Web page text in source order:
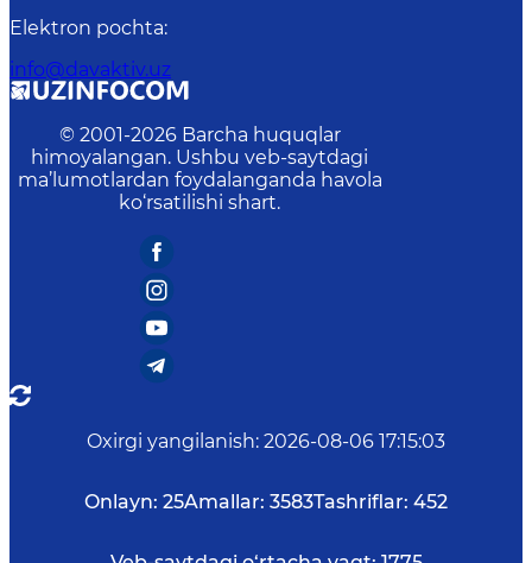
Elektron pochta:
info@davaktiv.uz
© 2001-2026 Barcha huquqlar
himoyalangan. Ushbu veb-saytdagi
ma’lumotlardan foydalanganda havola
ko‘rsatilishi shart.
Oxirgi yangilanish: 2026-08-06 17:15:03
Onlayn: 25Amallar: 3583Tashriflar: 452